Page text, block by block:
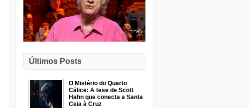
Últimos Posts
O Mistério do Quarto
Cálice: A tese de Scott
Hahn que conecta a Santa
Ceia à Cruz